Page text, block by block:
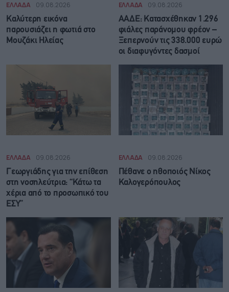
ΕΛΛΑΔΑ 09.08.2026
Καλύτερη εικόνα
παρουσιάζει η φωτιά στο
Μουζάκι Ηλείας
ΕΛΛΑΔΑ 09.08.2026
ΑΑΔΕ: Κατασχέθηκαν 1.296
φιάλες παράνομου φρέον –
Ξεπερνούν τις 338.000 ευρώ
οι διαφυγόντες δασμοί
ΕΛΛΑΔΑ 09.08.2026
Γεωργιάδης για την επίθεση
στη νοσηλεύτρια: “Κάτω τα
χέρια από το προσωπικό του
ΕΣΥ”
ΕΛΛΑΔΑ 09.08.2026
Πέθανε ο ηθοποιός Νίκος
Καλογερόπουλος